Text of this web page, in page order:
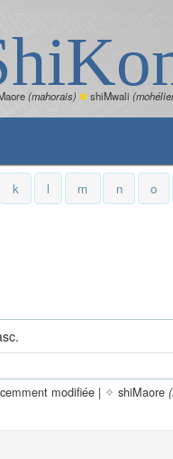
(mahorais) ✽shiMwali
k l m n o
modifiée | ✧ shiMaore